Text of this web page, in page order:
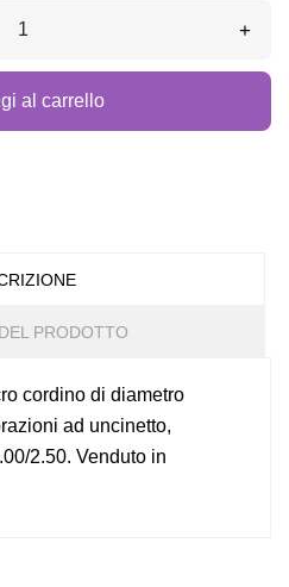
+
al carrello
PRODOTTO
cordino di diametro
ad uncinetto,
2.50. Venduto in